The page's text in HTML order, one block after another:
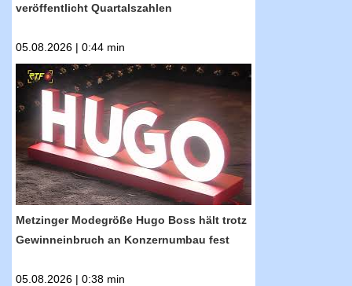
veröffentlicht Quartalszahlen
05.08.2026 | 0:44 min
RTF.1-Nachrichten: Metzinger Modegröße
Hugo Boss hält trotz Gewinneinbruch an
Konzernumbau fest
Metzinger Modegröße Hugo Boss hält trotz
Gewinneinbruch an Konzernumbau fest
05.08.2026 | 0:38 min